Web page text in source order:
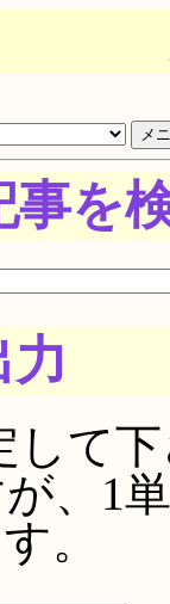
事を
して
、1
。